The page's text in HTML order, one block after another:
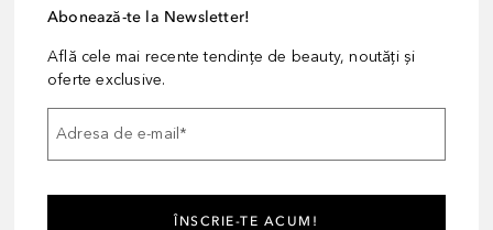
Abonează-te la Newsletter!
Află cele mai recente tendințe de beauty, noutăți și
oferte exclusive.
Adresa de e-mail*
ÎNSCRIE-TE ACUM!